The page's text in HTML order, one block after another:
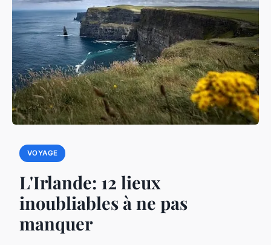
VOYAGE
L'Irlande: 12 lieux
inoubliables à ne pas
manquer